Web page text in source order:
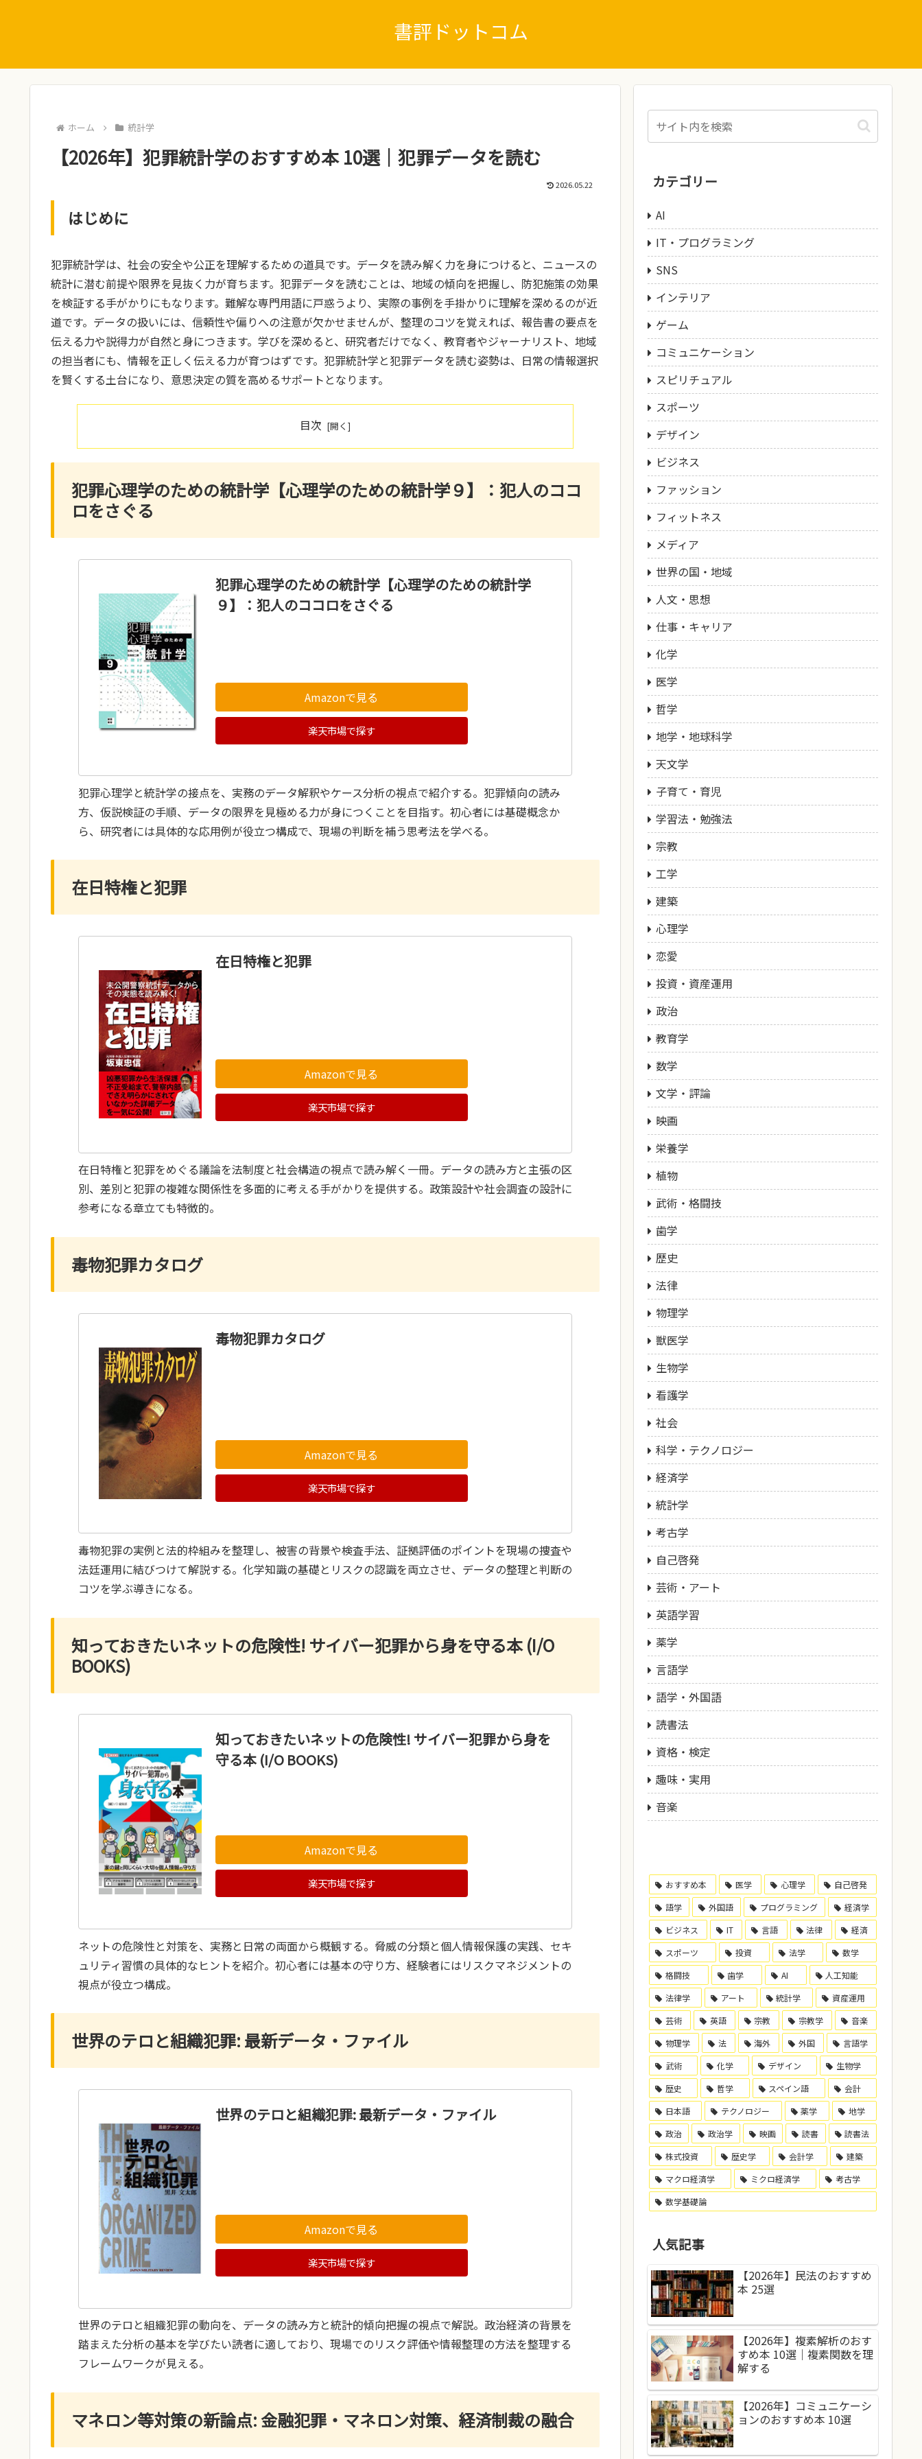
書評ドットコム
ホーム 統計学
【2026年】犯罪統計学のおすすめ本 10選｜犯罪データを読む
2026.05.22
はじめに
犯罪統計学は、社会の安全や公正を理解するための道具です。データを読み解く力を身につけると、ニュースの
統計に潜む前提や限界を見抜く力が育ちます。犯罪データを読むことは、地域の傾向を把握し、防犯施策の効果
を検証する手がかりにもなります。難解な専門用語に戸惑うより、実際の事例を手掛かりに理解を深めるのが近
道です。データの扱いには、信頼性や偏りへの注意が欠かせませんが、整理のコツを覚えれば、報告書の要点を
伝える力や説得力が自然と身につきます。学びを深めると、研究者だけでなく、教育者やジャーナリスト、地域
の担当者にも、情報を正しく伝える力が育つはずです。犯罪統計学と犯罪データを読む姿勢は、日常の情報選択
を賢くする土台になり、意思決定の質を高めるサポートとなります。
目次
犯罪心理学のための統計学【心理学のための統計学９】：犯人のココ
ロをさぐる
犯罪心理学のための統計学【心理学のための統計学
９】：犯人のココロをさぐる
Amazonで見る
楽天市場で探す
犯罪心理学と統計学の接点を、実務のデータ解釈やケース分析の視点で紹介する。犯罪傾向の読み
方、仮説検証の手順、データの限界を見極める力が身につくことを目指す。初心者には基礎概念か
ら、研究者には具体的な応用例が役立つ構成で、現場の判断を補う思考法を学べる。
在日特権と犯罪
在日特権と犯罪
Amazonで見る
楽天市場で探す
在日特権と犯罪をめぐる議論を法制度と社会構造の視点で読み解く一冊。データの読み方と主張の区
別、差別と犯罪の複雑な関係性を多面的に考える手がかりを提供する。政策設計や社会調査の設計に
参考になる章立ても特徴的。
毒物犯罪カタログ
毒物犯罪カタログ
Amazonで見る
楽天市場で探す
毒物犯罪の実例と法的枠組みを整理し、被害の背景や検査手法、証拠評価のポイントを現場の捜査や
法廷運用に結びつけて解説する。化学知識の基礎とリスクの認識を両立させ、データの整理と判断の
コツを学ぶ導きになる。
知っておきたいネットの危険性! サイバー犯罪から身を守る本 (I/O
BOOKS)
知っておきたいネットの危険性! サイバー犯罪から身を
守る本 (I/O BOOKS)
Amazonで見る
楽天市場で探す
ネットの危険性と対策を、実務と日常の両面から概観する。脅威の分類と個人情報保護の実践、セキ
ュリティ習慣の具体的なヒントを紹介。初心者には基本の守り方、経験者にはリスクマネジメントの
視点が役立つ構成。
世界のテロと組織犯罪: 最新データ・ファイル
世界のテロと組織犯罪: 最新データ・ファイル
Amazonで見る
楽天市場で探す
世界のテロと組織犯罪の動向を、データの読み方と統計的傾向把握の視点で解説。政治経済の背景を
踏まえた分析の基本を学びたい読者に適しており、現場でのリスク評価や情報整理の方法を整理する
フレームワークが見える。
マネロン等対策の新論点: 金融犯罪・マネロン対策、経済制裁の融合
カテゴリー
AI
IT・プログラミング
SNS
インテリア
ゲーム
コミュニケーション
スピリチュアル
スポーツ
デザイン
ビジネス
ファッション
フィットネス
メディア
世界の国・地域
人文・思想
仕事・キャリア
化学
医学
哲学
地学・地球科学
天文学
子育て・育児
学習法・勉強法
宗教
工学
建築
心理学
恋愛
投資・資産運用
政治
教育学
数学
文学・評論
映画
栄養学
植物
武術・格闘技
歯学
歴史
法律
物理学
獣医学
生物学
看護学
社会
科学・テクノロジー
経済学
統計学
考古学
自己啓発
芸術・アート
英語学習
薬学
言語学
語学・外国語
読書法
資格・検定
趣味・実用
音楽
おすすめ本 医学 心理学
自己啓発
語学
外国語 プログラミング
経済学
ビジネス
IT 言語 法律
経済
スポーツ
投資 法学
数学
格闘技
歯学 AI
人工知能
法律学
アート 統計学
資産運用
芸術
英語 宗教 宗教学
音楽
物理学
法 海外 外国
言語学
武術
化学 デザイン
生物学
歴史
哲学 スペイン語
会計
日本語
テクノロジー 薬学
地学
政治
政治学 映画 読書
読書法
株式投資
歴史学 会計学
建築
マクロ経済学
ミクロ経済学
考古学
数学基礎論
人気記事
【2026年】民法のおすすめ
本 25選
【2026年】複素解析のおす
すめ本 10選｜複素関数を理
解する
【2026年】コミュニケーシ
ョンのおすすめ本 10選